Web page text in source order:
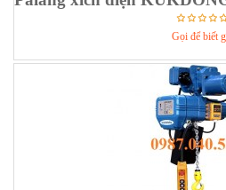
Gọi để biết